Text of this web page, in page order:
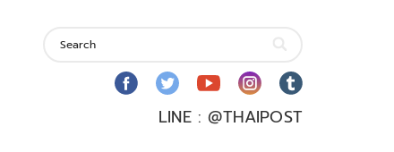
LINE : @THAIPOST